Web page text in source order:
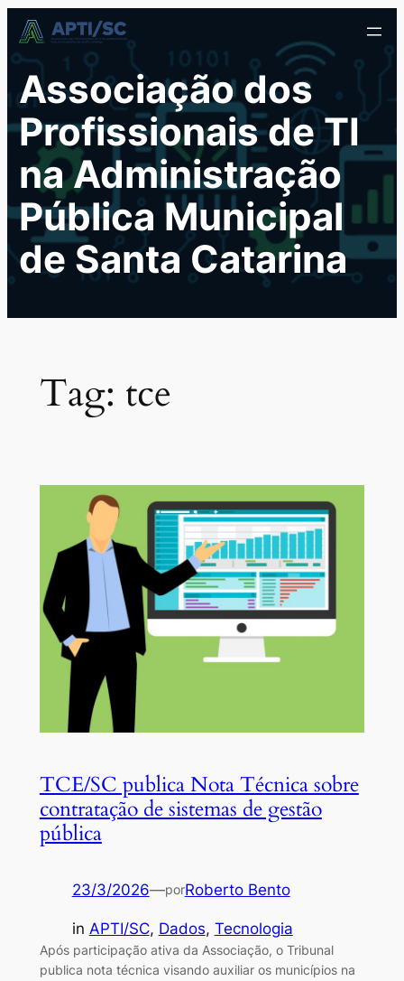
Pular
para
o
conteúdo
Associação dos
Profissionais de TI
na Administração
Pública Municipal
de Santa Catarina
Tag: tce
TCE/SC publica Nota Técnica sobre
contratação de sistemas de gestão
pública
23/3/2026—porRoberto Bento
in APTI/SC, Dados, Tecnologia
Após participação ativa da Associação, o Tribunal
publica nota técnica visando auxiliar os municípios na